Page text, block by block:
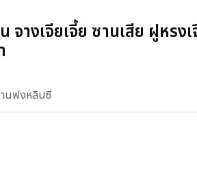
างเจียเจี้ย ซานเสีย ฝูหรง
นฟงหลินซี